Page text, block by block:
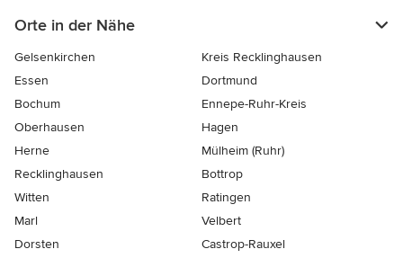
Orte in der Nähe
Gelsenkirchen
Kreis Recklinghausen
Essen
Dortmund
Bochum
Ennepe-Ruhr-Kreis
Oberhausen
Hagen
Herne
Mülheim (Ruhr)
Recklinghausen
Bottrop
Witten
Ratingen
Marl
Velbert
Dorsten
Castrop-Rauxel